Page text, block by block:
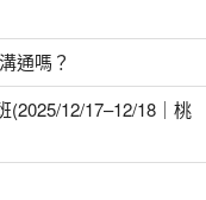
通嗎？
(2025/12/17–12/18｜桃